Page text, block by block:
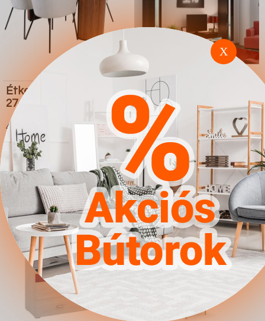
Étkezőgarnitúra Dallas
2749 (Krém Fekete)
4.567Ft
Ugrás a
boltba
Részletek
Butor1.hu
Nappali szett Charlotte
A111 (Fekete Fényes
fekete)
4.567Ft
Ugrás a
boltba
Részletek
Butor1.hu
X